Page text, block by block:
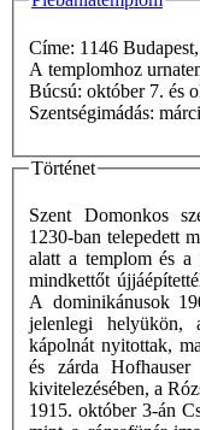
Címe: 1146
A templomhoz
Búcsú: október
Történet
Szent Domonkos
1230-ban telepedett
alatt a templom és a
mindkettőt
A dominikánusok
jelenlegi helyükön,
kápolnát nyitottak,
és zárda
kivitelezésében, a
1915. október 3-án